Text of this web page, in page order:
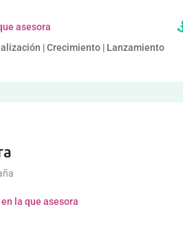
asesora
| Crecimiento | Lanzamiento
la que asesora